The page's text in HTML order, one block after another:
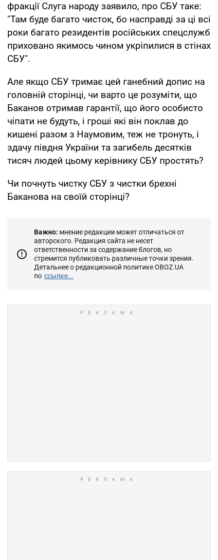
фракції Слуга народу заявило, про СБУ таке:
"Там буде багато чисток, бо насправді за ці всі
роки багато резидентів російських спецслужб
приховано якимось чином укріпилися в стінах
СБУ".
Але якщо СБУ тримає цей ганебний допис на
головній сторінці, чи варто це розуміти, що
Баканов отримав гарантії, що його особисто
чіпати не будуть, і гроші які він поклав до
кишені разом з Наумовим, теж не тронуть, і
здачу півдня України та загибель десятків
тисяч людей цьому керівнику СБУ простять?
Чи почнуть чистку СБУ з чистки брехні
Баканова на своїй сторінці?
Важно: мнение редакции может отличаться от
авторского. Редакция сайта не несет
ответственности за содержание блогов, но
стремится публиковать различные точки зрения.
Детальнее о редакционной политике OBOZ.UA
по ссылке...